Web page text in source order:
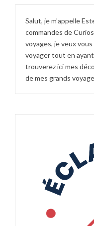
Salut, je m'appelle
commandes de
voyages, je veux
voyager tout en
trouverez ici mes
de mes grands